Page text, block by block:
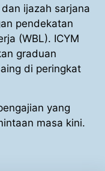
ijazah sarjana
pendekatan
(WBL). ICYM
graduan
di peringkat
yang
masa kini.